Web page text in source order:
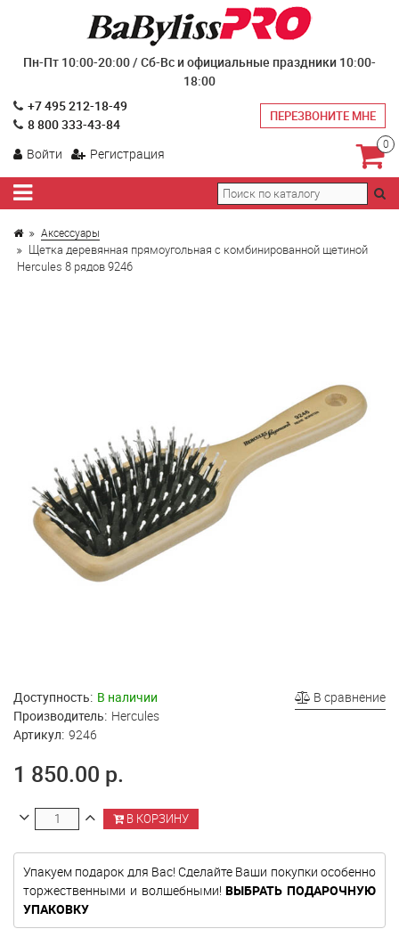
Пн-Пт 10:00-20:00 / Сб-Вс и официальные праздники 10:00-
18:00
+7 495 212-18-49
8 800 333-43-84
ПЕРЕЗВОНИТЕ МНЕ
Войти Регистрация
0
Аксессуары
Щетка деревянная прямоугольная с комбинированной щетиной
Hercules 8 рядов 9246
В сравнение
Доступность: В наличии
Производитель: Hercules
Артикул: 9246
1 850.00 р.
В КОРЗИНУ
Упакуем подарок для Вас! Сделайте Ваши покупки особенно
торжественными и волшебными!ВЫБРАТЬ ПОДАРОЧНУЮ
УПАКОВКУ